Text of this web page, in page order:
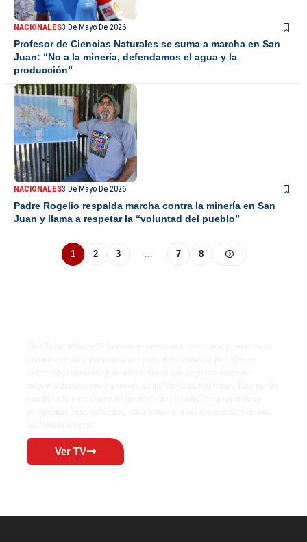
NACIONALES3 De Mayo De 2026
Profesor de Ciencias Naturales se suma a marcha en San
Juan: “No a la minería, defendamos el agua y la
producción”
NACIONALES3 De Mayo De 2026
Padre Rogelio respalda marcha contra la minería en San
Juan y llama a respetar la “voluntad del pueblo”
1 2 3 … 7 8
Ver TV